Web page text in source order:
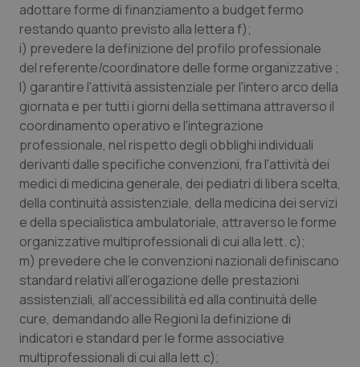
adottare forme di finanziamento a budget fermo
restando quanto previsto alla lettera f);
i) prevedere la definizione del profilo professionale
del referente/coordinatore delle forme organizzative ;
l) garantire l'attività assistenziale per l'intero arco della
giornata e per tutti i giorni della settimana attraverso il
coordinamento operativo e l'integrazione
professionale, nel rispetto degli obblighi individuali
derivanti dalle specifiche convenzioni, fra l'attività dei
medici di medicina generale, dei pediatri di libera scelta,
della continuità assistenziale, della medicina dei servizi
e della specialistica ambulatoriale, attraverso le forme
organizzative multiprofessionali di cui alla lett. c);
m) prevedere che le convenzioni nazionali definiscano
standard relativi all’erogazione delle prestazioni
assistenziali, all’accessibilità ed alla continuità delle
cure, demandando alle Regioni la definizione di
indicatori e standard per le forme associative
multiprofessionali di cui alla lett.c);